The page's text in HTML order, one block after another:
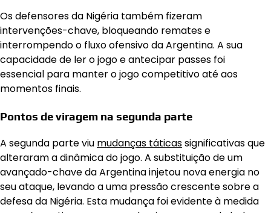
Os defensores da Nigéria também fizeram
intervenções-chave, bloqueando remates e
interrompendo o fluxo ofensivo da Argentina. A sua
capacidade de ler o jogo e antecipar passes foi
essencial para manter o jogo competitivo até aos
momentos finais.
Pontos de viragem na segunda parte
A segunda parte viu mudanças táticassignificativas que
alteraram a dinâmica do jogo. A substituição de um
avançado-chave da Argentina injetou nova energia no
seu ataque, levando a uma pressão crescente sobre a
defesa da Nigéria. Esta mudança foi evidente à medida